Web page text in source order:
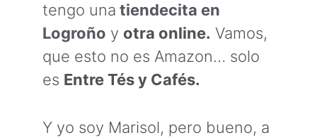
tengo una tiendecita en
Logroño y otra online. Vamos,
que esto no es Amazon… solo
es Entre Tés y Cafés.
Y yo soy Marisol, pero bueno, a